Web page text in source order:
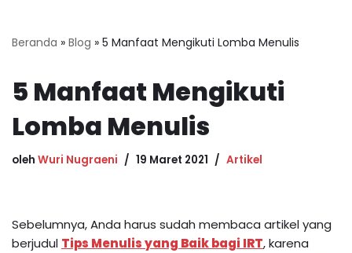
Beranda » Blog » 5 Manfaat Mengikuti Lomba Menulis
5 Manfaat Mengikuti
Lomba Menulis
oleh Wuri Nugraeni 19 Maret 2021 Artikel
Sebelumnya, Anda harus sudah membaca artikel yang
berjudul Tips Menulis yang Baik bagi IRT, karena